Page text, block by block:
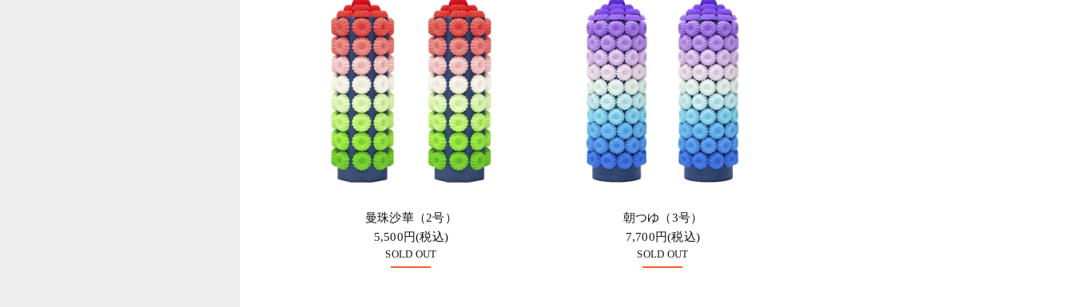
曼珠沙華（2号）
5,500円(税込)
SOLD OUT
朝つゆ（3号）
7,700円(税込)
SOLD OUT